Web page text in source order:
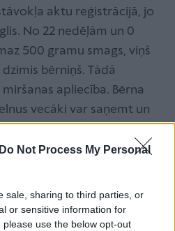
Do Not Process My Personal
sale, sharing to third parties, or
or sensitive information for
use the below opt-out
aktu reģistrācijā, jo
No 22 nedēļām un 0
500 gramu smags, viņš
bērniņš. Tādā
apliecība. Bērna
vecāki var saņemt un
pirms šī laika dzimušajiem ir
bet ne kapsētā, stāsta